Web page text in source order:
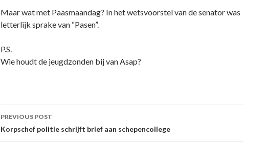
Maar wat met Paasmaandag? In het wetsvoorstel van de senator was
letterlijk sprake van “Pasen”.
P.S.
Wie houdt de jeugdzonden bij van Asap?
Post
navigation
PREVIOUS POST
Korpschef politie schrijft brief aan schepencollege